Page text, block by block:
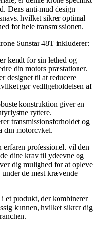
Dens anti-mud design
hvilket sikrer optimal
for hele transmissionen.
Sunstar 48T inkluderer:
kendt for sin lethed og
din motors præstationer.
designet til at reducere
gør vedligeholdelsen af
konstruktion giver en
ryttere.
transmissionsforholdet og
din motorcykel.
erfaren professionel, vil den
dine krav til ydeevne og
dig mulighed for at opleve
de mest krævende
et produkt, der kombinerer
kunnen, hvilket sikrer dig